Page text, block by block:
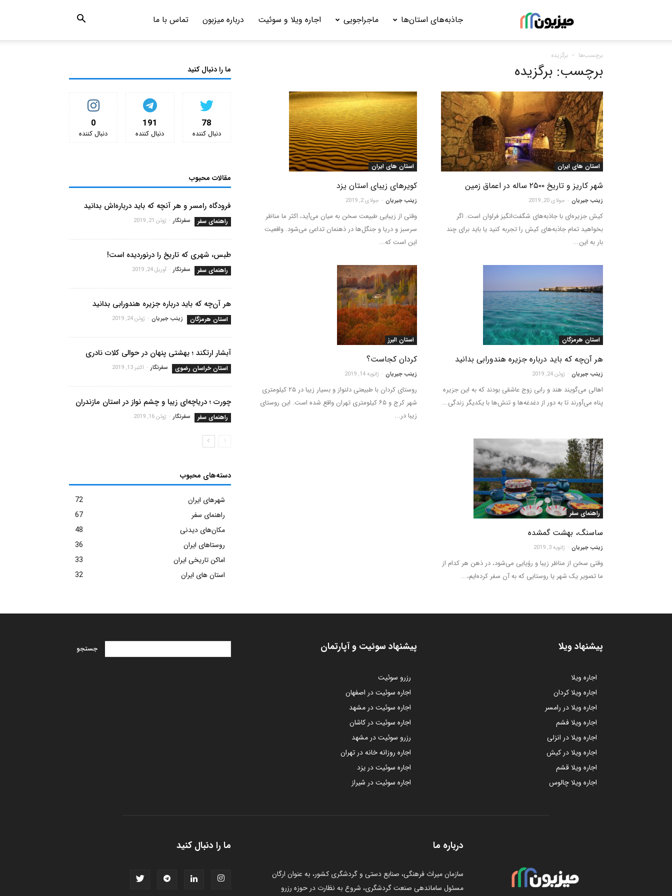
میزبون
جاذبه‌های استان‌ها ماجراجویی اجاره ویلا و سوئیت درباره میزبون تماس با ما
برچسب‌ها برگزیده
برچسب: برگزیده
استان های ایران
شهر کاریز و تاریخ ۲۵۰۰ ساله در اعماق زمین
زینب جیریان - جولای 20, 2019
کیش جزیره‌ای با جاذبه‌های شگفت‌انگیز فراوان است. اگر
بخواهید تمام جاذبه‌های کیش را تجربه کنید یا باید برای چند
بار به این...
استان های ایران
کویرهای زیبای استان یزد
زینب جیریان - جولای 2, 2019
وقتی از زیبایی طبیعت سخن به میان می‌آید، اکثر ما مناظر
سرسبز و دریا و جنگل‌ها در ذهنمان تداعی می‌شود. واقعیت
این است که...
استان هرمزگان
هر آن‌چه که باید درباره جزیره هندورابی بدانید
زینب جیریان - ژوئن 24, 2019
اهالی می‌گویند هند و رابی زوج عاشقی بودند که به این جزیره
پناه می‌آورند تا به دور از دغدغه‌ها و تنش‌ها با یکدیگر زندگی...
استان البرز
کردان کجاست؟
زینب جیریان - ژانویه 14, 2019
روستای کردان با طبیعتی دلنواز و بسیار زیبا در ۲۵ کیلومتری
شهر کرج و ۶۵ کیلومتری تهران واقع شده است. این روستای
زیبا در...
راهنمای سفر
ساسنگ، بهشت گمشده
زینب جیریان - ژانویه 3, 2019
وقتی سخن از مناظر زیبا و ر‌وٰیایی می‌شود، در ذهن هر کدام از
ما تصویر یک شهر یا روستایی که به آن سفر کرده‌ایم،...
ما را دنبال کنید
0
دنبال کننده‌
191
دنبال کننده‌
78
دنبال کننده‌
مقالات محبوب
فرودگاه رامسر و هر آنچه که باید درباره‌اش بدانید
راهنمای سفر سفرنگار - ژوئن 21, 2019
طبس، شهری که تاریخ را درنوردیده است!
راهنمای سفر سفرنگار - آوریل 24, 2019
هر آن‌چه که باید درباره جزیره هندورابی بدانید
استان هرمزگان زینب جیریان - ژوئن 24, 2019
آبشار ارتکند ؛ بهشتی پنهان در حوالی کلات نادری
استان خراسان رضوی سفرنگار - اکتبر 13, 2019
چورت ؛ دریاچه‌ای زیبا و چشم نواز در استان مازندران
راهنمای سفر سفرنگار - ژوئن 16, 2019
دسته‌های محبوب
شهرهای ایران
72
راهنمای سفر
67
مکان‌های دیدنی
48
روستاهای ایران
36
اماکن تاریخی ایران
33
استان های ایران
32
پیشنهاد ویلا
اجاره ویلا
اجاره ویلا کردان
اجاره ویلا در رامسر
اجاره ویلا فشم
اجاره ویلا در انزلی
اجاره ویلا در کیش
اجاره ویلا قشم
اجاره ویلا چالوس
پیشنهاد سوئیت و آپارتمان
رزرو سوئیت
اجاره سوئیت در اصفهان
اجاره سوئیت در مشهد
اجاره سوئیت در کاشان
رزرو سوئیت در مشهد
اجاره روزانه خانه در تهران
اجاره سوئیت در یزد
اجاره سوئیت در شیراز
درباره ما
سازمان میراث فرهنگی، صنایع دستی و گردشگری کشور، به عنوان ارگان
مسئول ساماندهی صنعت گردشگری، شروع به نظارت در حوزه رزرو
ما را دنبال کنید